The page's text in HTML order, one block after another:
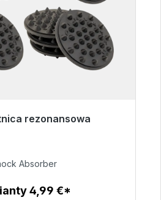
rezonansowa
wysyłki, czas
54,99 €
Absorber
4,99 €*